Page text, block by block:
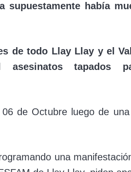
supuestamente había
de todo Llay Llay y el
asesinatos tapados
de Octubre luego de
una